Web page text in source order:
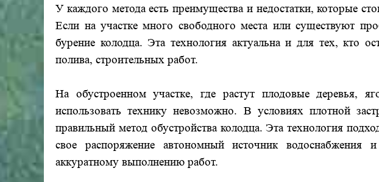
У каждого метода есть преимущества и недостатки, которые
Если на участке много свободного места или существуют
бурение колодца. Эта технология актуальна и для тех, кто
полива, строительных работ.
На обустроенном участке, где растут плодовые деревья,
использовать технику невозможно. В условиях плотной
правильный метод обустройства колодца. Эта технология
свое распоряжение автономный источник водоснабжения
аккуратному выполнению работ.